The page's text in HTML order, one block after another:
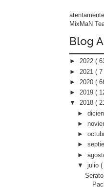
atentamente
MixMaN
Blog
► 2022 (
► 2021 ( 7
► 2020 (
► 2019 (
▼ 2018 (
►
►
►
►
►
▼ julio (